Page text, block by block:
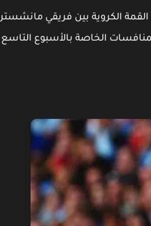
الكروية بين فريقي
الخاصة بالأسبوع